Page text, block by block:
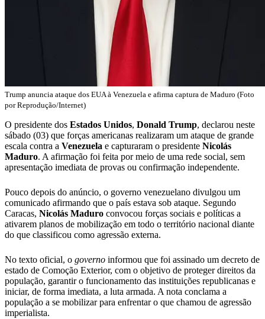
Trump anuncia ataque dos EUA à Venezuela e afirma captura de Maduro (Foto
por Reprodução/Internet)
O presidente dos Estados Unidos, Donald Trump, declarou neste
sábado (03) que forças americanas realizaram um ataque de grande
escala contra a Venezuela e capturaram o presidente Nicolás
Maduro. A afirmação foi feita por meio de uma rede social, sem
apresentação imediata de provas ou confirmação independente.
Pouco depois do anúncio, o governo venezuelano divulgou um
comunicado afirmando que o país estava sob ataque. Segundo
Caracas, Nicolás Maduro convocou forças sociais e políticas a
ativarem planos de mobilização em todo o território nacional diante
do que classificou como agressão externa.
No texto oficial, o governo informou que foi assinado um decreto de
estado de Comoção Exterior, com o objetivo de proteger direitos da
população, garantir o funcionamento das instituições republicanas e
iniciar, de forma imediata, a luta armada. A nota conclama a
população a se mobilizar para enfrentar o que chamou de agressão
imperialista.